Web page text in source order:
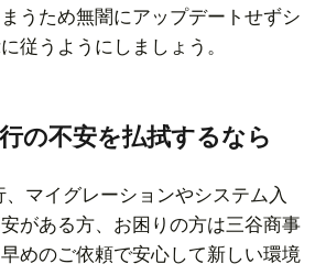
うため無闇にアップデートせずシ
従うようにしましょう。
の不安を払拭するなら
マイグレーションやシステム入
がある方、お困りの方は三谷商事
めのご依頼で安心して新しい環境